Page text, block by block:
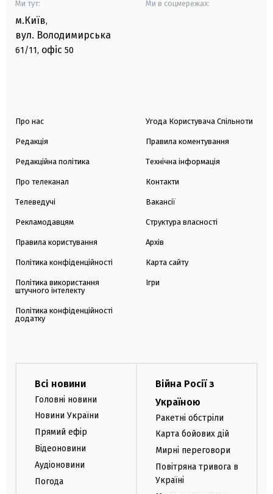
Ми тут:
м.Київ,
вул. Володимирська
61/11, офіс 50
Ми в соцмережах:
Про нас
Редакція
Редакційна політика
Про телеканал
Телеведучі
Рекламодавцям
Правила користування
Політика конфіденційності
Політика використання
штучного інтелекту
Політика конфіденційності
додатку
Угода Користувача Спільноти
Правила коментування
Технічна інформація
Контакти
Вакансії
Структура власності
Архів
Карта сайту
Ігри
Всі новини
Головні новини
Новини України
Прямий ефір
Відеоновини
Аудіоновини
Погода
Війна Росії з
Україною
Ракетні обстріли
Карта бойових дій
Мирні переговори
Повітряна тривога в
Україні